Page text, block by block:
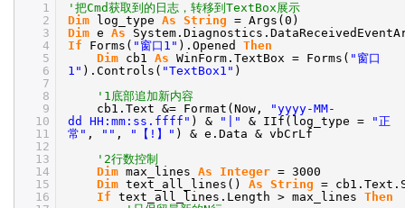
1
2
3
4
5
6
7
8
9
10
11
12
13
14
15
16
'把Cmd获取到的日志，转移到TextBox展示
Dim
log_type As String = Args(0)
Dim e As
If
Forms( "窗口1" ).Opened Then
Dim cb1 As WinForm.TextBox = Forms( "窗口
1" ).Controls( "TextBox1" )
'1底部追加新内容
cb1.Text &= Format(Now,
"yyyy-MM-
dd HH:mm:ss.ffff" ) & "|" & IIf(log_type =
"正
常" , "" , "【!】" ) & e.Data & vbCrLf
'2行数控制
Dim max_lines As Integer = 3000
Dim text_all_lines() As String =
If text_all_lines.Length > max_lines Then